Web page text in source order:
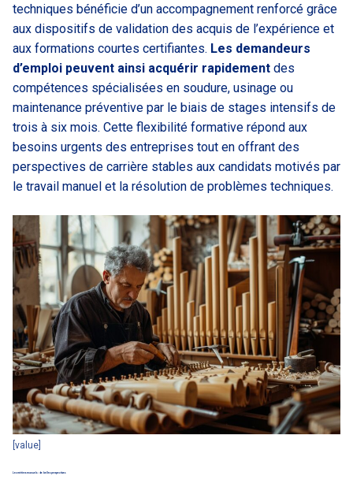
techniques bénéficie d’un accompagnement renforcé grâce
aux dispositifs de validation des acquis de l’expérience et
aux formations courtes certifiantes. Les demandeurs
d’emploi peuvent ainsi acquérir rapidement des
compétences spécialisées en soudure, usinage ou
maintenance préventive par le biais de stages intensifs de
trois à six mois. Cette flexibilité formative répond aux
besoins urgents des entreprises tout en offrant des
perspectives de carrière stables aux candidats motivés par
le travail manuel et la résolution de problèmes techniques.
[value]
Les métiers manuels : de belles perspectives